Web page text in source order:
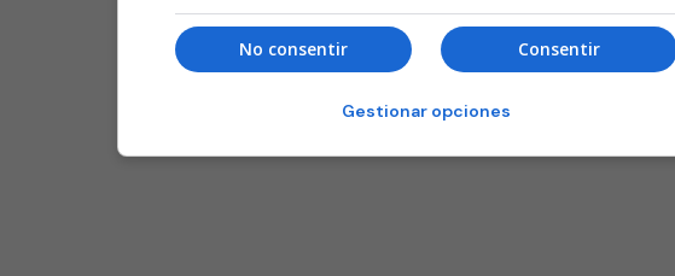
Consentir
No consentir
Gestionar opciones